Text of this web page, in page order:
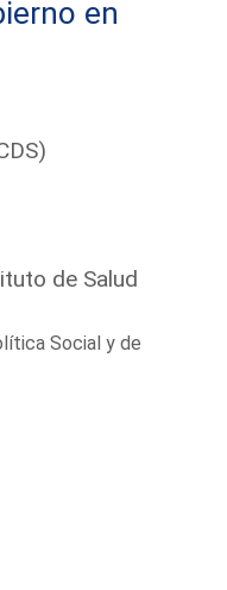
en
de Salud
Social y de